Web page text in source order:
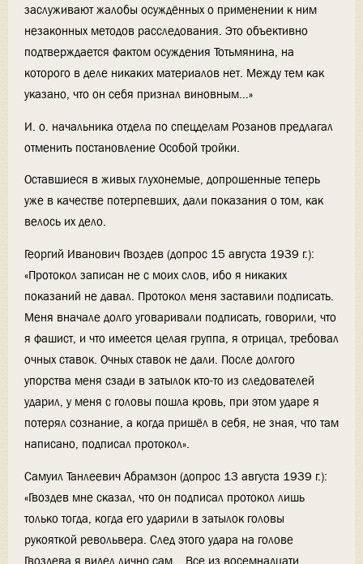
заслуживают жалобы осуждённых о применении к ним
незаконных методов расследования. Это объективно
подтверждается фактом осуждения Тотьмянина, на
которого в деле никаких материалов нет. Между тем как
указано, что он себя признал виновным...»
И. о. начальника отдела по спецделам Розанов предлагал
отменить постановление Особой тройки.
Оставшиеся в живых глухонемые, допрошенные теперь
уже в качестве потерпевших, дали показания о том, как
велось их дело.
Георгий Иванович Гвоздев (допрос 15 августа 1939 г.):
«Протокол записан не с моих слов, ибо я никаких
показаний не давал. Протокол меня заставили подписать.
Меня вначале долго уговаривали подписать, говорили, что
я фашист, и что имеется целая группа, я отрицал, требовал
очных ставок. Очных ставок не дали. После долгого
упорства меня сзади в затылок кто-то из следователей
ударил, у меня с головы пошла кровь, при этом ударе я
потерял сознание, а когда пришёл в себя, не зная, что там
написано, подписал протокол».
Самуил Танлеевич Абрамзон (допрос 13 августа 1939 г.):
«Гвоздев мне сказал, что он подписал протокол лишь
только тогда, когда его ударили в затылок головы
рукояткой револьвера. След этого удара на голове